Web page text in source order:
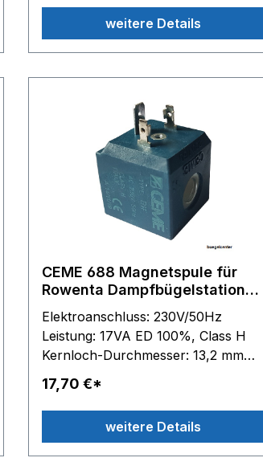
gehört Dritten, die in keinerlei
weitere Details
CEME 688 Magnetspule für
Rowenta Dampfbügelstation
Elektroanschluss: 230V/50Hz
Leistung: 17VA ED 100%, Class H
Kernloch-Durchmesser: 13,2 mm
Spulen-Außenmaße: B 33 mm - H
35 mm - T 36 mm passend für
Rowenta: DG8020 - DG8035 -
DG8040 DG8409 - DG8410 -
DG8411 - DG8412 - DG8415 -
17,70 €*
weitere Details